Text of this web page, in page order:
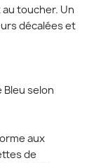
toucher. Un
décalées et
selon
aux
de